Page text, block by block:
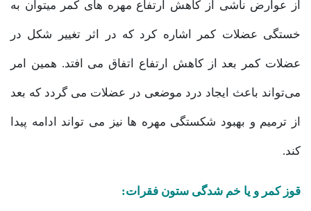
از عوارض ناشی از کاهش ارتفاع مهره های کمر میتوان به
خستگی عضلات کمر اشاره کرد که در اثر تغییر شکل در
عضلات کمر بعد از کاهش ارتفاع اتفاق می افتد. همین امر
می‌تواند باعث ایجاد درد موضعی در عضلات می گردد که بعد
از ترمیم و بهبود شکستگی مهره ها نیز می تواند ادامه پیدا
کند.
قوز کمر و یا خم شدگی ستون فقرات: